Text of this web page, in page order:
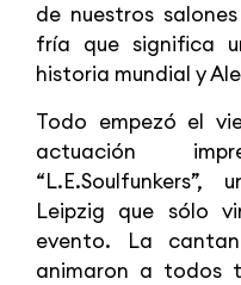
de nuestros
fría que significa
historia mundial y
Todo empezó el
actuación
Leipzig que sólo
evento. La
animaron a todos